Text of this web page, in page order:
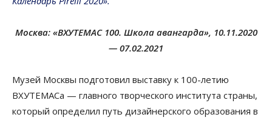
Москва: «ВХУТЕМАС 100. Школа авангарда», 10.11.2020
— 07.02.2021
Музей Москвы подготовил выставку к 100-летию
ВХУТЕМАСа — главного творческого института страны,
который определил путь дизайнерского образования в